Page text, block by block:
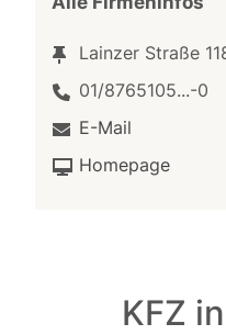
Lainzer Straße
01/8765105...-0
E-Mail
Homepage
KFZ